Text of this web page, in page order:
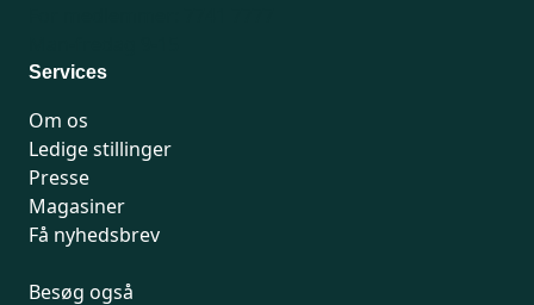
Services
Om os
Ledige stillinger
Presse
Magasiner
Få nyhedsbrev
Besøg også